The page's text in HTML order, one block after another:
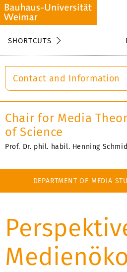
SHORTCUTS
Contact and Information
Chair for Media
of Science
Prof. Dr. phil. habil. Henning
DEPARTMENT OF MEDIA